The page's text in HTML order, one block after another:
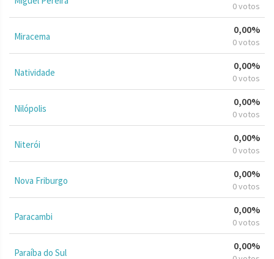
0 votos
Miracema
0,00%
0 votos
Natividade
0,00%
0 votos
Nilópolis
0,00%
0 votos
Niterói
0,00%
0 votos
Nova Friburgo
0,00%
0 votos
Paracambi
0,00%
0 votos
Paraíba do Sul
0,00%